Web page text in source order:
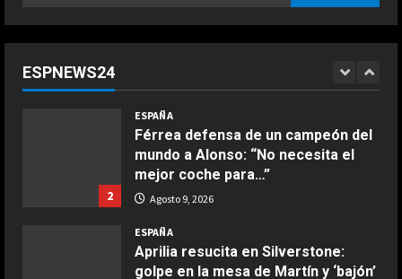
ESPNEWS24
2
3
ESPAÑA
Aprilia resucita en Silverstone:
golpe en la mesa de Martín y ‘bajón’
de Márquez en la ‘sprint’
Agosto 9, 2026
ESPAÑA
El casco inspirado en el Mundial de
la Selección Española que ha
2
Ensalada de espinacas deliciosa
Maggio 28, 2026
COCINA
Boquerones fritos en freidora de
aire
Aprile 24, 2026
Buñuelos de alcachofas